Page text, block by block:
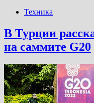
Техника
В Турции
на саммите G20